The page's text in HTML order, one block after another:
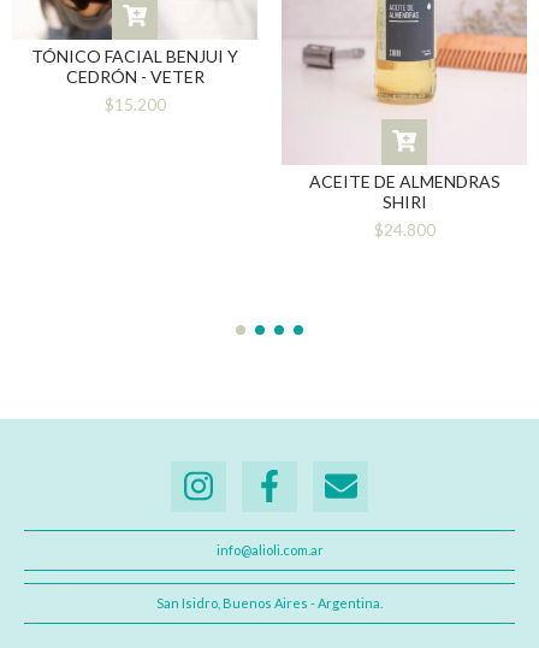
TÓNICO FACIAL BENJUI Y
CEDRÓN - VETER
$15.200
ACEITE DE ALMENDRAS
SHIRI
$24.800
info@alioli.com.ar
San Isidro, Buenos Aires - Argentina.